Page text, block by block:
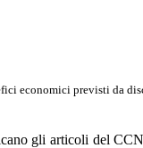
economici previsti da
gli articoli del